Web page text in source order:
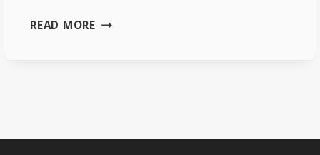
READ MORESKY
WEGE